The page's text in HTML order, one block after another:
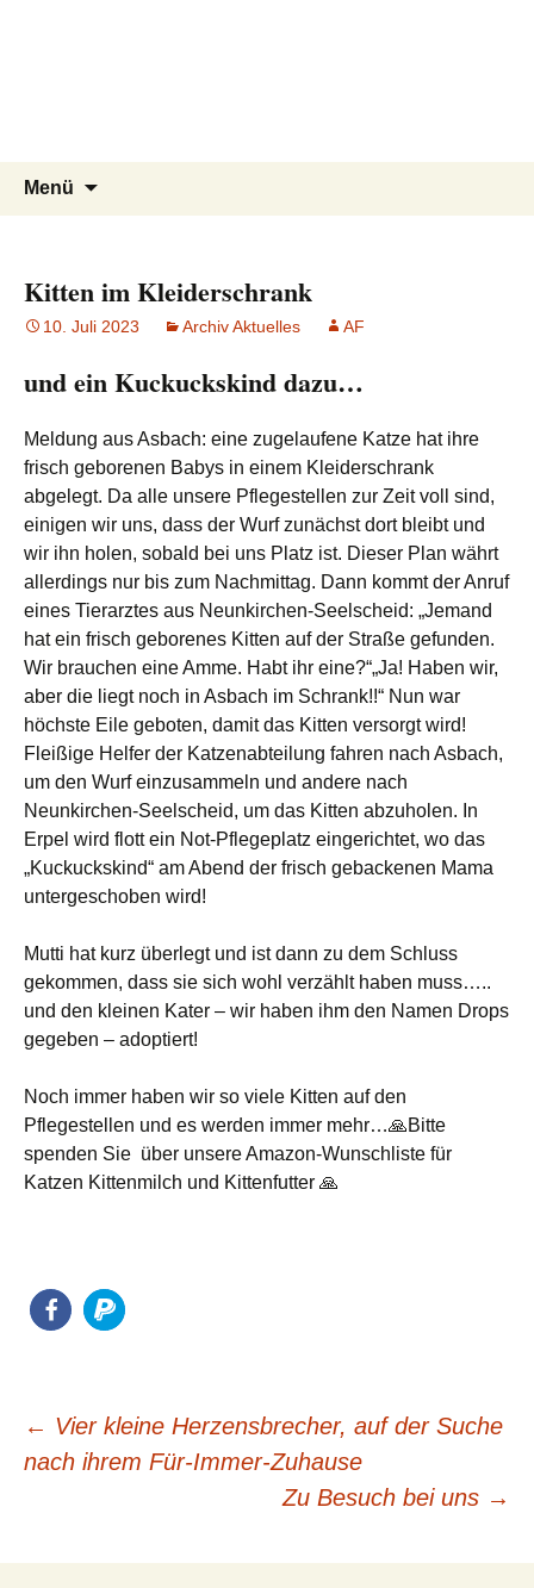
Tier Natur und Artenschutz
Siebengebirge e.V.
Tierschutzverein seit 1985 im
Siebengebirge – Orscheider
Menü
Kitten im Kleiderschrank
10. Juli 2023 Archiv Aktuelles AF
und ein Kuckuckskind dazu…
Meldung aus Asbach: eine zugelaufene Katze hat ihre
frisch geborenen Babys in einem Kleiderschrank
abgelegt. Da alle unsere Pflegestellen zur Zeit voll sind,
einigen wir uns, dass der Wurf zunächst dort bleibt und
wir ihn holen, sobald bei uns Platz ist. Dieser Plan währt
allerdings nur bis zum Nachmittag. Dann kommt der Anruf
eines Tierarztes aus Neunkirchen-Seelscheid: „Jemand
hat ein frisch geborenes Kitten auf der Straße gefunden.
Wir brauchen eine Amme. Habt ihr eine?“„Ja! Haben wir,
aber die liegt noch in Asbach im Schrank!!“ Nun war
höchste Eile geboten, damit das Kitten versorgt wird!
Fleißige Helfer der Katzenabteilung fahren nach Asbach,
um den Wurf einzusammeln und andere nach
Neunkirchen-Seelscheid, um das Kitten abzuholen. In
Erpel wird flott ein Not-Pflegeplatz eingerichtet, wo das
„Kuckuckskind“ am Abend der frisch gebackenen Mama
untergeschoben wird!
Mutti hat kurz überlegt und ist dann zu dem Schluss
gekommen, dass sie sich wohl verzählt haben muss…..
und den kleinen Kater – wir haben ihm den Namen Drops
gegeben – adoptiert!
Noch immer haben wir so viele Kitten auf den
Pflegestellen und es werden immer mehr…🙏Bitte
spenden Sie über unsere Amazon-Wunschliste für
Katzen Kittenmilch und Kittenfutter 🙏
Beitragsnavigation
← Vier kleine Herzensbrecher, auf der Suche
nach ihrem Für-Immer-Zuhause
Zu Besuch bei uns →